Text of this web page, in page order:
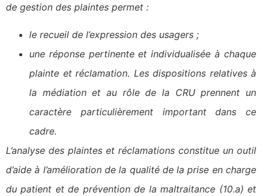
de gestion des plaintes permet :
le recueil de l’expression des usagers ;
une réponse pertinente et individualisée à chaque
plainte et réclamation. Les dispositions relatives à
la médiation et au rôle de la CRU prennent un
caractère particulièrement important dans ce
cadre.
L’analyse des plaintes et réclamations constitue un outil
d’aide à l’amélioration de la qualité de la prise en charge
du patient et de prévention de la maltraitance (10.a) et